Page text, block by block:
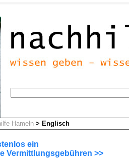
Hameln > Englisch
ein
Vermittlungsgebühren >>